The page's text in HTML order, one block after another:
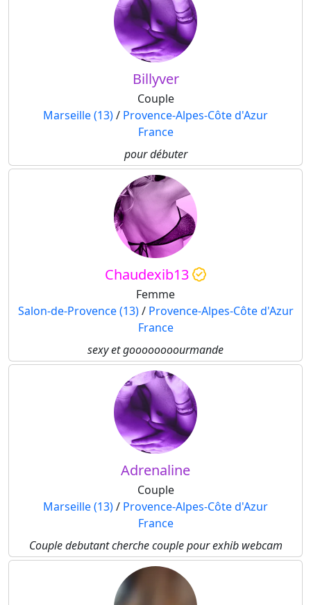
Billyver
Couple
Marseille (13)/ Provence-Alpes-Côte d'Azur
France
pour débuter
Chaudexib13
Femme
Salon-de-Provence (13)/ Provence-Alpes-Côte d'Azur
France
sexy et goooooooourmande
Adrenaline
Couple
Marseille (13)/ Provence-Alpes-Côte d'Azur
France
Couple debutant cherche couple pour exhib webcam